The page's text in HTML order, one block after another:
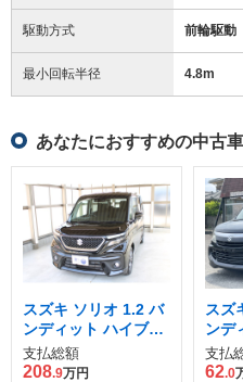
駆動方式 前輪駆動
最小回転半径 4.8m
あなたにおすすめの中古
スズキ ソリオ 1.2 バ
ンディット ハイブリ
ッド MV
支払総額
208.9万円
スズ
ンデ
支払
62.0